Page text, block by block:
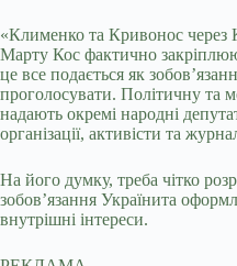
«Клименко та Кривонос через
Марту Кос фактично
це все подається як
проголосувати. Політичну та
надають окремі народні
організації, активісти та
На його думку, треба чітко
зобов’язання Українита
внутрішні інтереси.